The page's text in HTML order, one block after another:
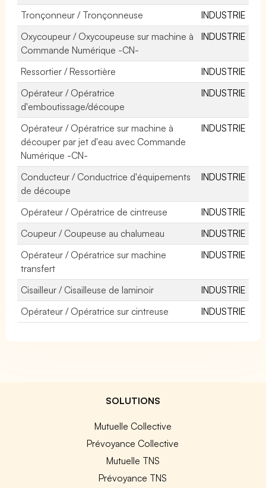
Tronçonneur / Tronçonneuse
INDUSTRIE
Oxycoupeur / Oxycoupeuse sur machine à
Commande Numérique -CN-
INDUSTRIE
Ressortier / Ressortière
INDUSTRIE
Opérateur / Opératrice
d'emboutissage/découpe
INDUSTRIE
Opérateur / Opératrice sur machine à
découper par jet d'eau avec Commande
Numérique -CN-
INDUSTRIE
Conducteur / Conductrice d'équipements
de découpe
INDUSTRIE
Opérateur / Opératrice de cintreuse
INDUSTRIE
Coupeur / Coupeuse au chalumeau
INDUSTRIE
Opérateur / Opératrice sur machine
transfert
INDUSTRIE
Cisailleur / Cisailleuse de laminoir
INDUSTRIE
Opérateur / Opératrice sur cintreuse
INDUSTRIE
SOLUTIONS
Mutuelle Collective
Prévoyance Collective
Mutuelle TNS
Prévoyance TNS